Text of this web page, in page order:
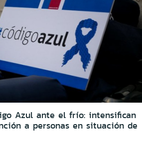
Azul ante el frío: intensifican
a personas en situación de